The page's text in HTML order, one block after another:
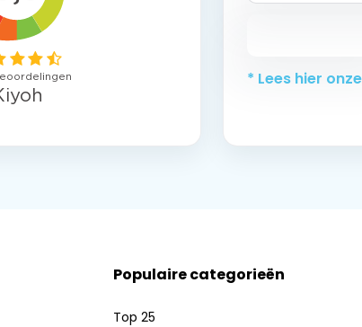
* Lees hier
Populaire categorieën
Top 25